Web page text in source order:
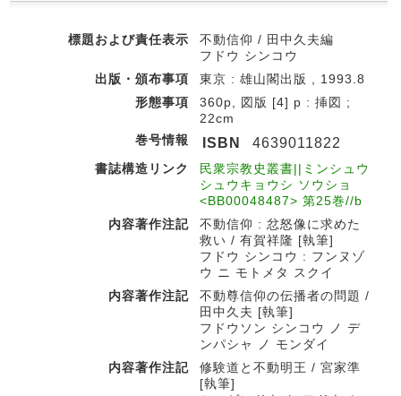
標題および責任表示
不動信仰 / 田中久夫編
フドウ シンコウ
出版・頒布事項
東京 : 雄山閣出版 , 1993.8
形態事項
360p, 図版 [4] p : 挿図 ;
22cm
巻号情報
ISBN 4639011822
書誌構造リンク
民衆宗教史叢書||ミンシュウ
シュウキョウシ ソウショ
<BB00048487> 第25巻//b
内容著作注記
不動信仰 : 忿怒像に求めた
救い / 有賀祥隆 [執筆]
フドウ シンコウ : フンヌゾ
ウ ニ モトメタ スクイ
内容著作注記
不動尊信仰の伝播者の問題 /
田中久夫 [執筆]
フドウソン シンコウ ノ デ
ンパシャ ノ モンダイ
内容著作注記
修験道と不動明王 / 宮家準
[執筆]